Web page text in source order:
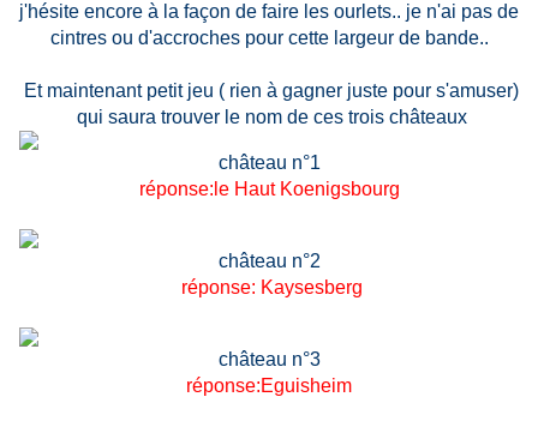
j'hésite encore à la façon de faire les ourlets.. je n'ai pas de
cintres ou d'accroches pour cette largeur de bande..
Et maintenant petit jeu ( rien à gagner juste pour s'amuser)
qui saura trouver le nom de ces trois châteaux
château n°1
réponse:le Haut Koenigsbourg
château n°2
réponse: Kaysesberg
château n°3
réponse:Eguisheim